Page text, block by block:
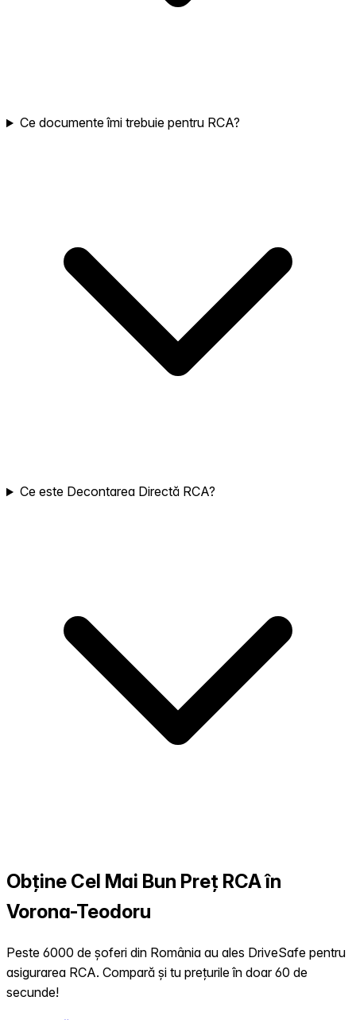
Ce documente îmi trebuie pentru RCA?
Ce este Decontarea Directă RCA?
Obține Cel Mai Bun Preț RCA în
Vorona-Teodoru
Peste 6000 de șoferi din România au ales DriveSafe pentru
asigurarea RCA. Compară și tu prețurile în doar 60 de
secunde!